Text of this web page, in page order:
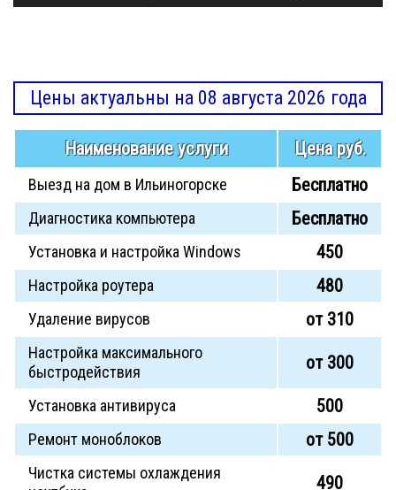
Цены актуальны на 08 августа 2026 года
Наименование услуги Цена руб.
Выезд на дом в Ильиногорске Бесплатно
Диагностика компьютера Бесплатно
Установка и настройка Windows 450
Настройка роутера 480
Удаление вирусов от 310
Настройка максимального
быстродействия
от 300
Установка антивируса 500
Ремонт моноблоков от 500
Чистка системы охлаждения
490